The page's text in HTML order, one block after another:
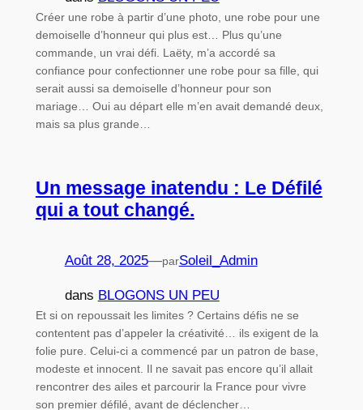
Créer une robe à partir d’une photo, une robe pour une
demoiselle d’honneur qui plus est… Plus qu’une
commande, un vrai défi. Laëty, m’a accordé sa
confiance pour confectionner une robe pour sa fille, qui
serait aussi sa demoiselle d’honneur pour son
mariage… Oui au départ elle m’en avait demandé deux,
mais sa plus grande…
Un message inatendu : Le Défilé
qui a tout changé.
Août 28, 2025—parSoleil_Admin
dans BLOGONS UN PEU
Et si on repoussait les limites ? Certains défis ne se
contentent pas d’appeler la créativité… ils exigent de la
folie pure. Celui-ci a commencé par un patron de base,
modeste et innocent. Il ne savait pas encore qu’il allait
rencontrer des ailes et parcourir la France pour vivre
son premier défilé, avant de déclencher…